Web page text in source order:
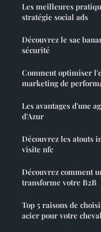
Les meilleures
stratégie social ads
Découvrez le sac
sécurité
Comment optimiser
marketing de
Les avantages d'une
d'Azur
Découvrez les atouts
visite nfc
Découvrez comment
transforme votre B2B
Top 5 raisons de
acier pour votre cheval